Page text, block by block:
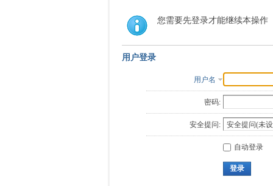
您需要先登录才能继续本操作
用户登录
用户名
密码:
安全提问:
自动登录
登录